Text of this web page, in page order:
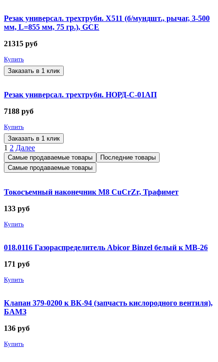
Резак универсал. трехтрубн. X511 (б/мундшт., рычаг, 3-500
мм, L=855 мм, 75 гр.), GCE
21315 руб
Купить
Заказать в 1 клик
Резак универсал. трехтрубн. НОРД-С-01АП
7188 руб
Купить
Заказать в 1 клик
1 2 Далее
Самые продаваемые товары
Последние товары
Самые продаваемые товары
Токосъемный наконечник М8 CuCrZr, Трафимет
133 руб
Купить
018.0116 Газораспределитель Abicor Binzel белый к MB-26
171 руб
Купить
Клапан 379-0200 к ВК-94 (запчасть кислородного вентиля),
БАМЗ
136 руб
Купить